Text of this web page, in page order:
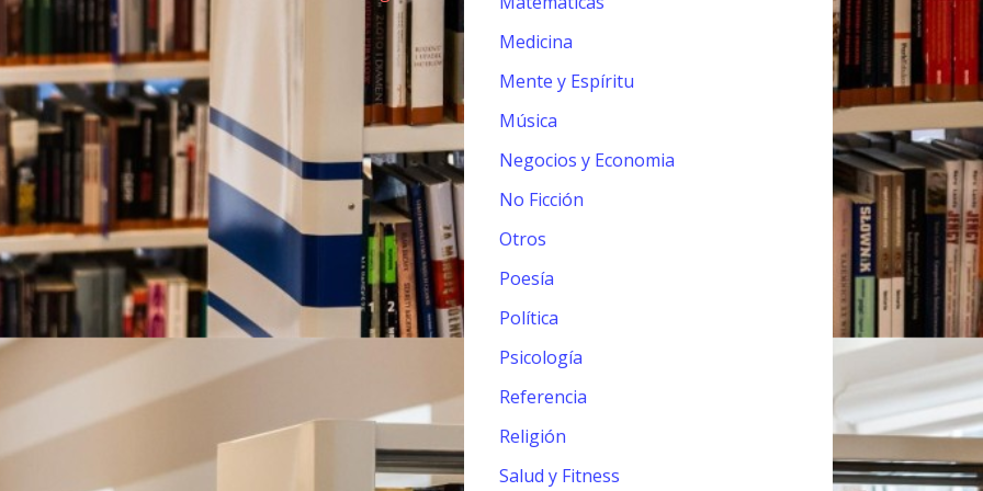
Medicina
Mente y Espíritu
Música
Negocios y Economia
No Ficción
Otros
Poesía
Política
Psicología
Referencia
Religión
Salud y Fitness